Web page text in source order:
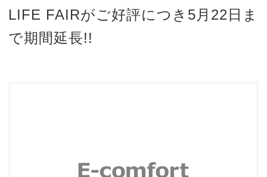
LIFE FAIRがご好評につき5月22日ま
で期間延長!!